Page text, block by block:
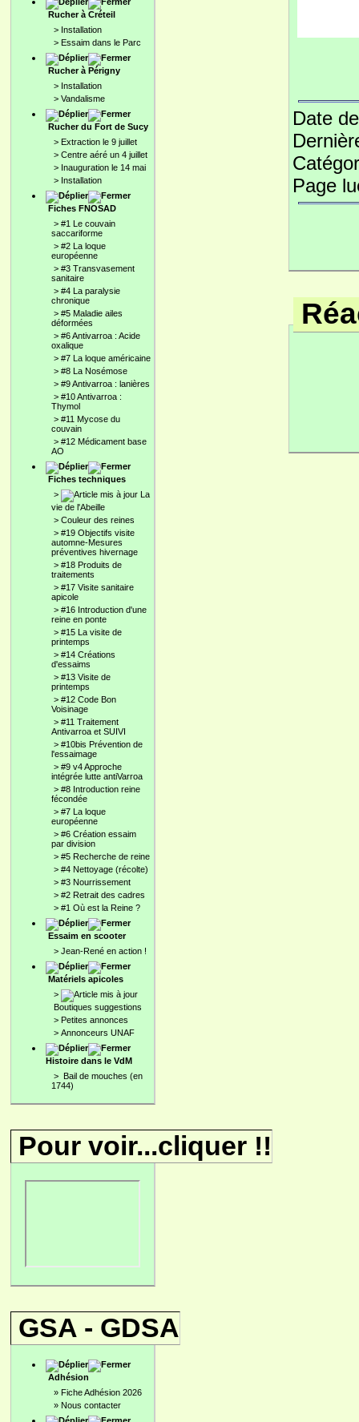
Rucher à Créteil
> Installation
> Essaim dans le Parc
Rucher à Périgny
> Installation
> Vandalisme
Rucher du Fort de Sucy
> Extraction le 9 juillet
> Centre aéré un 4 juillet
> Inauguration le 14 mai
> Installation
Fiches FNOSAD
> #1 Le couvain
saccariforme
> #2 La loque
européenne
> #3 Transvasement
sanitaire
> #4 La paralysie
chronique
> #5 Maladie ailes
déformées
> #6 Antivarroa : Acide
oxalique
> #7 La loque américaine
> #8 La Nosémose
> #9 Antivarroa : lanières
> #10 Antivarroa :
Thymol
> #11 Mycose du
couvain
> #12 Médicament base
AO
Fiches techniques
>
La
vie de l'Abeille
> Couleur des reines
> #19 Objectifs visite
automne-Mesures
préventives hivernage
> #18 Produits de
traitements
> #17 Visite sanitaire
apicole
> #16 Introduction d'une
reine en ponte
> #15 La visite de
printemps
> #14 Créations
d'essaims
> #13 Visite de
printemps
> #12 Code Bon
Voisinage
> #11 Traitement
Antivarroa et SUIVI
> #10bis Prévention de
l'essaimage
> #9 v4 Approche
intégrée lutte antiVarroa
> #8 Introduction reine
fécondée
> #7 La loque
européenne
> #6 Création essaim
par division
> #5 Recherche de reine
> #4 Nettoyage (récolte)
> #3 Nourrissement
> #2 Retrait des cadres
> #1 Où est la Reine ?
Essaim en scooter
> Jean-René en action !
Matériels apicoles
>
Boutiques suggestions
> Petites annonces
> Annonceurs UNAF
Histoire dans le VdM
> Bail de mouches (en
1744)
Pour voir...cliquer !!
GSA - GDSA
Adhésion
» Fiche Adhésion 2026
» Nous contacter
Date
Page